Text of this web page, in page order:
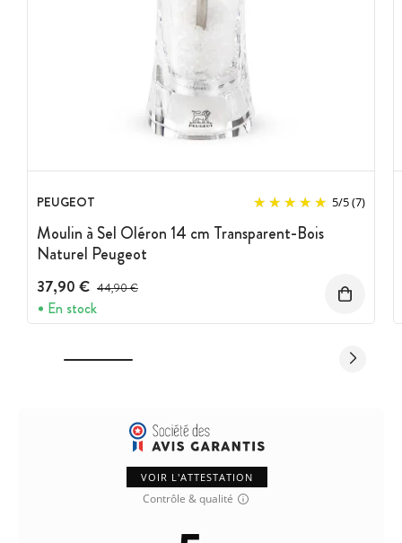
PEUGEOT 5/5(7)
Moulin à Sel Oléron 14 cm Transparent-Bois
Naturel Peugeot
37,90 € Prix avant réduction :
44,90 €
En stock
VOIR L'ATTESTATION
Contrôle & qualité